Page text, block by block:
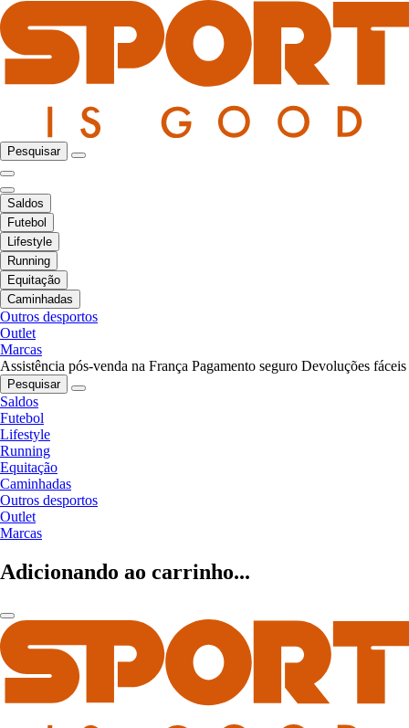
Pesquisar
Saldos
Futebol
Lifestyle
Running
Equitação
Caminhadas
Outros desportos
Outlet
Marcas
Assistência pós-venda na França Pagamento seguro Devoluções fáceis
Pesquisar
Saldos
Futebol
Lifestyle
Running
Equitação
Caminhadas
Outros desportos
Outlet
Marcas
Adicionando ao carrinho...